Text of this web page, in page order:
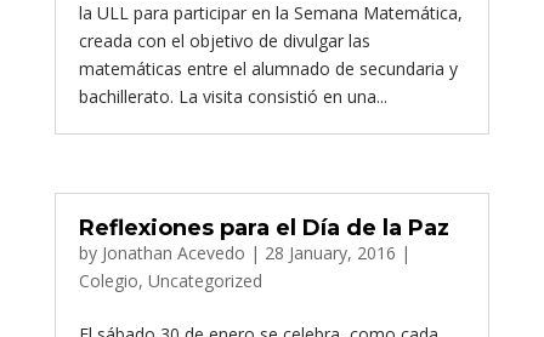
la ULL para participar en la Semana Matemática,
creada con el objetivo de divulgar las
matemáticas entre el alumnado de secundaria y
bachillerato. La visita consistió en una...
Reflexiones para el Día de la Paz
by Jonathan Acevedo | 28 January, 2016 |
Colegio, Uncategorized